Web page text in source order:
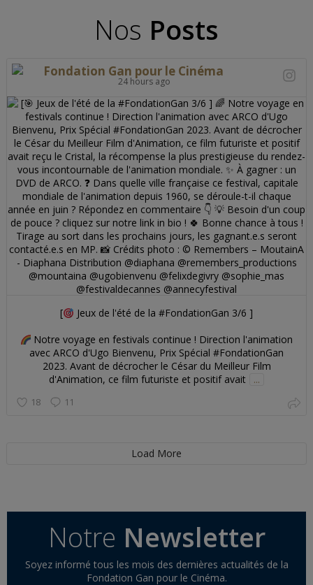
Nos Posts
Fondation Gan pour le Cinéma
24 hours ago
[
Jeux de l'été de la #FondationGan 3/6 ]
Notre voyage en festivals continue ! Direction l'animation
avec ARCO d'Ugo Bienvenu, Prix Spécial #FondationGan
2023. Avant de décrocher le César du Meilleur Film
d'Animation, ce film futuriste et positif avait
...
18 11
Load More
Notre Newsletter
Soyez informé tous les mois des dernières actualités de la
Fondation Gan pour le Cinéma.